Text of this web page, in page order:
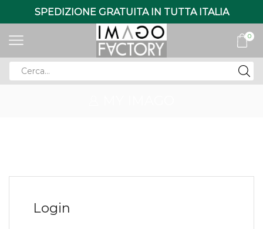
SPEDIZIONE GRATUITA IN TUTTA ITALIA
0
input
Login